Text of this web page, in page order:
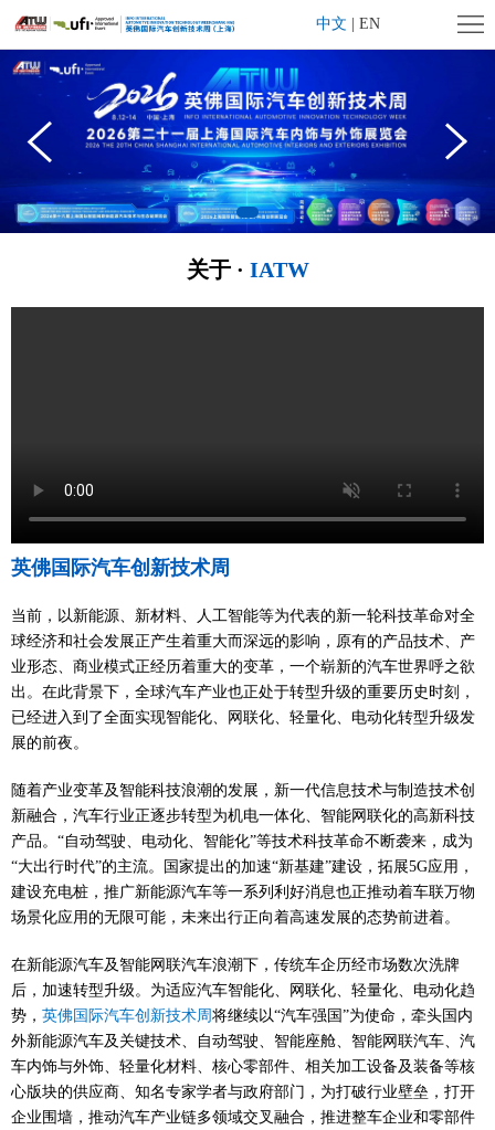
中文 |EN
首
页
企
介
概
商
观
展
关于 · IATW
英佛国际汽车创新技术周
当前，以新能源、新材料、人工智能等为代表的新一轮科技革命对全
球经济和社会发展正产生着重大而深远的影响，原有的产品技术、产
业形态、商业模式正经历着重大的变革，一个崭新的汽车世界呼之欲
出。在此背景下，全球汽车产业也正处于转型升级的重要历史时刻，
已经进入到了全面实现智能化、网联化、轻量化、电动化转型升级发
展的前夜。
随着产业变革及智能科技浪潮的发展，新一代信息技术与制造技术创
新融合，汽车行业正逐步转型为机电一体化、智能网联化的高新科技
产品。“自动驾驶、电动化、智能化”等技术科技革命不断袭来，成为
“大出行时代”的主流。国家提出的加速“新基建”建设，拓展5G应用，
建设充电桩，推广新能源汽车等一系列利好消息也正推动着车联万物
场景化应用的无限可能，未来出行正向着高速发展的态势前进着。
在新能源汽车及智能网联汽车浪潮下，传统车企历经市场数次洗牌
后，加速转型升级。为适应汽车智能化、网联化、轻量化、电动化趋
势， 英佛国际汽车创新技术周 将继续以“汽车强国”为使命，牵头国内
外新能源汽车及关键技术、自动驾驶、智能座舱、智能网联汽车、汽
车内饰与外饰、轻量化材料、核心零部件、相关加工设备及装备等核
心版块的供应商、知名专家学者与政府部门，为打破行业壁垒，打开
企业围墙，推动汽车产业链多领域交叉融合，推进整车企业和零部件